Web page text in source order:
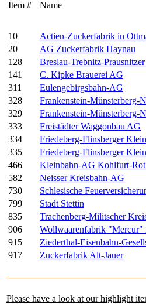
Item # Name
10
Actien-Zuckerfabrik in
20
AG Zuckerfabrik Haynau
128
Breslau-Trebnitz-
141
C. Kipke Brauerei AG
311
Eulengebirgsbahn-AG
328
Frankenstein-Münsterberg-
329
Frankenstein-Münsterberg-
333
Freistädter Waggonbau AG
334
Friedeberg-Flinsberger
335
Friedeberg-Flinsberger
466
Kleinbahn-AG Kohlfurt-
582
Neisser Kreisbahn-AG
730
Schlesische
799
Stadt Stettin
835
Trachenberg-Militscher
906
Wollwaarenfabrik "Mercur"
915
Ziederthal-Eisenbahn-
917
Zuckerfabrik Alt-Jauer
Please have a look at our highlight